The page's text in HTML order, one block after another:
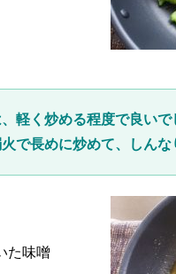
軽く炒める程度で良いで
で長めに炒めて、しんな
た味噌